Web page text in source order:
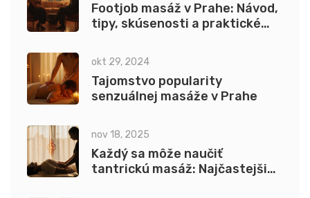
Footjob masáž v Prahe: Návod,
tipy, skúsenosti a praktické
okt 29, 2024
Tajomstvo popularity
senzuálnej masáže v Prahe
nov 18, 2025
Každý sa môže naučiť
tantrickú masáž: Najčastejšie